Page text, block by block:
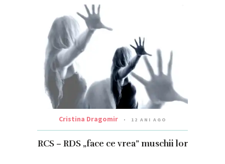
Cristina Dragomir 12 ANI AGO
RCS – RDS „face ce vrea” muschii lor